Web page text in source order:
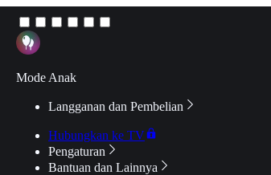
Mode Anak
Langganan dan Pembelian
Hubungkan ke TV
Pengaturan
Bantuan dan Lainnya